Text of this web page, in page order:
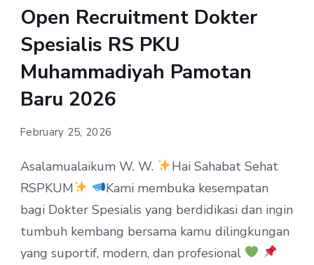
Open Recruitment Dokter
Spesialis RS PKU
Muhammadiyah Pamotan
Baru 2026
February 25, 2026
Asalamualaikum W. W.
Hai Sahabat Sehat
RSPKUM
Kami membuka kesempatan
bagi Dokter Spesialis yang berdidikasi dan ingin
tumbuh kembang bersama kamu dilingkungan
yang suportif, modern, dan profesional